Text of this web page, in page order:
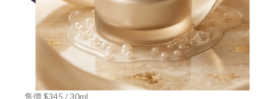
售價 $345 / 30ml